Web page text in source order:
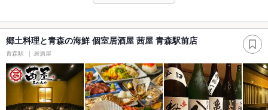
郷土料理と青森の海鮮 個室居酒屋 茜屋 青森駅前店
青森駅 居酒屋